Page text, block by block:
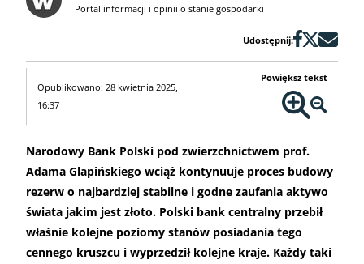
Portal informacji i opinii o stanie gospodarki
Udostępnij:
Opublikowano: 28 kwietnia 2025,
16:37
Powiększ tekst
Narodowy Bank Polski pod zwierzchnictwem prof.
Adama Glapińskiego wciąż kontynuuje proces budowy
rezerw o najbardziej stabilne i godne zaufania aktywo
świata jakim jest złoto. Polski bank centralny przebił
właśnie kolejne poziomy stanów posiadania tego
cennego kruszcu i wyprzedził kolejne kraje. Każdy taki